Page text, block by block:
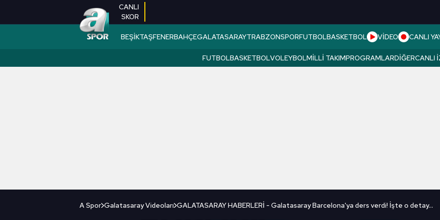
CANLI
SKOR
BEŞİKTAŞFENERBAHÇEGALATASARAYTRABZONSPORFUTBOLBASKETBOL VİDEO CANLI
FUTBOLBASKETBOLVOLEYBOLMILLI TAKIMPROGRAMLARDIĞERCANLI
A Spor Galatasaray Videoları GALATASARAY HABERLERİ - Galatasaray Barcelona'ya ders verdi! İşte o detay...